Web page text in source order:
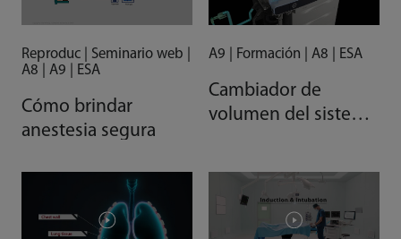
Reproduc | Seminario web |
A8 | A9 | ESA
Cómo brindar
anestesia segura
A9 | Formación | A8 | ESA
Cambiador de
volumen del sistema